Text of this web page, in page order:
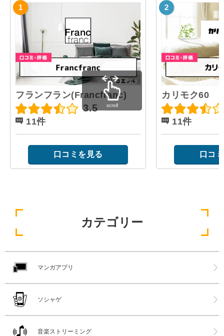
フランフラン(Francfranc)
3.5
11件
口コミを見る
カリモク60
11件
口コ
scroll
カテゴリー
マンガアプリ
ソシャゲ
音楽ストリーミング